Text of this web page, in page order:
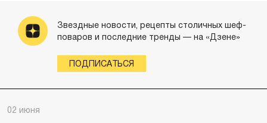
Звездные новости, рецепты столичных шеф-
поваров и последние тренды — на «Дзене»
ПОДПИСАТЬСЯ
02 июня